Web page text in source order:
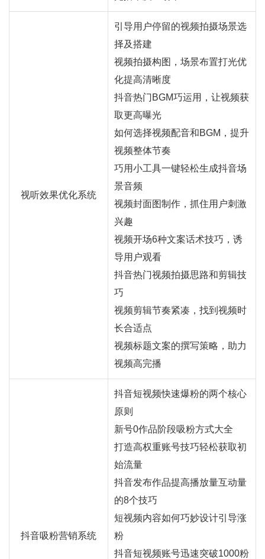
视听效果优化系统
引导用户停留的视频拍摄场景选
择及搭建
视频拍摄构图，场景布置打光优
化提高清晰度
抖音热门BGM巧运用，让视频获
取更高曝光
如何选择视频配音和BGM，提升
视频整体节奏
巧用小工具一键轻松生成抖音场
景音频
视频封面图制作，抓住用户刺激
兴趣
视频开场6种文案话术技巧，诱
导用户观看
抖音热门视频拍摄思路和剪辑技
巧
视频剪辑节奏紧凑，找到视频时
长合适点
视频标题文案的撰写策略，助力
视频高完播
抖音吸粉营销系统
抖音短视频快速爆粉的两个核心
原则
新号0作品阶段吸粉方式大全
打造高权重账号技巧轻松获取初
始流量
抖音发布作品提高播放量互动量
的8个技巧
短视频内容如何巧妙设计引导涨
粉
抖音短视频账号迅速突破1000粉